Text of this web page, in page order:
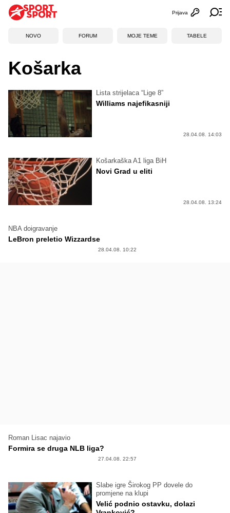
Otvori
Prijava
NOVO FORUM MOJE TEME TABELE
Košarka
Lista strijelaca “Lige 8”
Williams najefikasniji
28.04.08. 14:03
Košarkaška A1 liga BiH
Novi Grad u eliti
28.04.08. 13:24
NBA doigravanje
LeBron preletio Wizzardse
28.04.08. 10:22
Roman Lisac najavio
Formira se druga NLB liga?
27.04.08. 22:57
Slabe igre Širokog PP dovele do
promjene na klupi
Velić podnio ostavku, dolazi